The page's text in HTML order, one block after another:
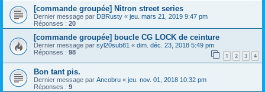
[commande groupée] Nitron street series
Dernier message par DBRusty « jeu. mars 21, 2019 9:47 pm
Réponses : 20
[commande groupée] boucle CG LOCK de ceinture
Dernier message par syl20sub81 « dim. déc. 23, 2018 5:49 pm
Réponses : 98 1 2 3 4
Bon tant pis.
Dernier message par Ancobru « jeu. nov. 01, 2018 10:32 pm
Réponses : 9